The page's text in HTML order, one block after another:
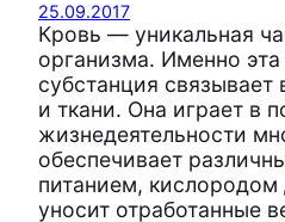
25.09.2017
Кровь — уникальная
организма. Именно
субстанция
и ткани. Она играет в
жизнедеятельности
обеспечивает
питанием, кислородом
уносит отработанные